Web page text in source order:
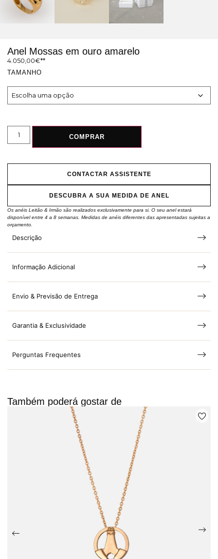
Anel Mossas em ouro amarelo
4.050,00€
TAMANHO
COMPRAR
CONTACTAR ASSISTENTE
DESCUBRA A SUA MEDIDA DE ANEL
Os anéis Leitão & Irmão são realizados exclusivamente para si. O seu anel estará
disponível entre 4 a 8 semanas. Medidas de anéis diferentes das apresentadas sujeitas a
orçamento.
Descrição
Informação Adicional
Envio & Previsão de Entrega
Garantia & Exclusividade
Perguntas Frequentes
Também poderá gostar de